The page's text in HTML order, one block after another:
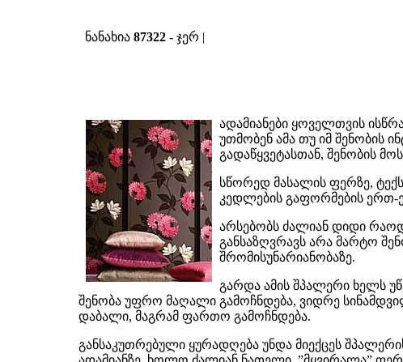
ნანახია 87322 - ჯერ |
ადამიანები ყოველთვის
უთმობენ ამა თუ იმ შენობის
გადაწყვეტასთან, შენობის
სწორედ მასალის ფერზე,
კედლების გაფორმების
არსებობს ძალიან დიდი
განსაზღვრავს არა მარტო
შრომისუნარიანობაზე.
გარდა ამის შპალერი ხელს
შენობა უფრო მაღალი გამოჩნდება, ვიდრე
დაბალი, მაგრამ ფართო გამოჩნდება.
განსაკუთრებული ყურადღება უნდა მიექცეს